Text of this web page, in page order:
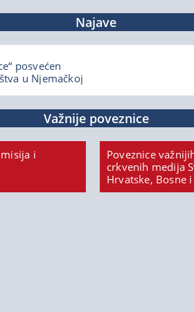
Najave
posvećen
u Njemačkoj
Važnije poveznice
i
Poveznice
crkvenih medija
Hrvatske, Bosne